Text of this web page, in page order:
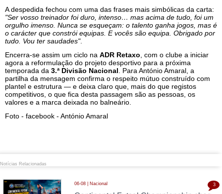
A despedida fechou com uma das frases mais simbólicas da carta:
"Ser vosso treinador foi duro, intenso… mas acima de tudo, foi um
orgulho imenso. Nunca se esqueçam: o talento ganha jogos, mas é
o carácter que constrói equipas. E vocês são equipa. Obrigado por
tudo. Vou ter saudades".
Encerra-se assim um ciclo na ADR Retaxo , com o clube a iniciar
agora a reformulação do projeto desportivo para a próxima
temporada da 3.ª Divisão Nacional . Para António Amaral, a
partilha da mensagem confirma o respeito mútuo construído com
plantel e estrutura — e deixa claro que, mais do que registos
competitivos, o que fica desta passagem são as pessoas, os
valores e a marca deixada no balneário.
Foto - facebook - António Amaral
Notícias Relacionadas
06-08 | Nacional 3